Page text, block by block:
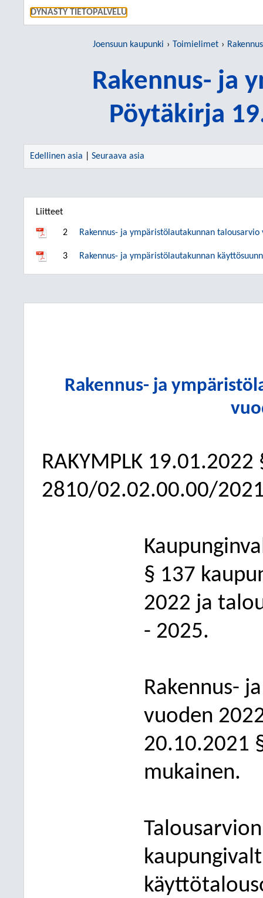
DYNASTY TIETOPALVELU
Joensuun kaupunki Toimielimet
Rakennus- ja
Pöytäkirja
Edellinen asia Seuraava asia
Liitteet
2 Rakennus- ja ympäristölautakunnan talousarvio
3 Rakennus- ja ympäristölautakunnan
Rakennus- ja
RAKYMPLK 19.01.2022
2810/02.02.00.00/
§ 137
2022 ja
- 2025.
Rakennus-
vuoden
20.10.2021
mukainen.
Talousar